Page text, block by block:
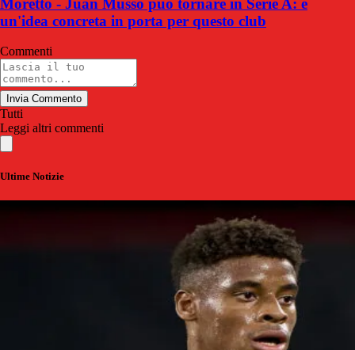
un'idea concreta in porta per questo club
Commenti
Invia Commento
Tutti
Leggi altri commenti
Ultime Notizie